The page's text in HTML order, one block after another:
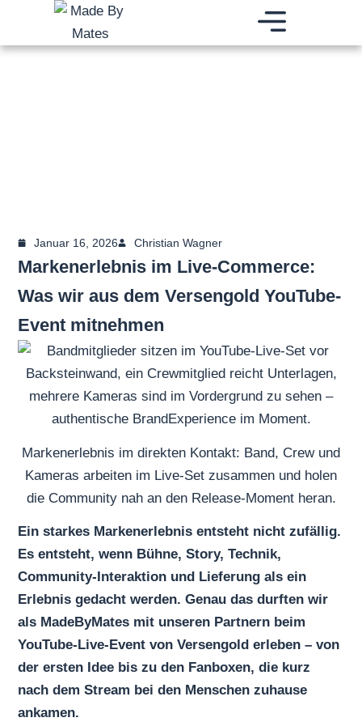
springen
Januar 16, 2026 Christian Wagner
Markenerlebnis im Live-Commerce:
Was wir aus dem Versengold YouTube-
Event mitnehmen
Markenerlebnis im direkten Kontakt: Band, Crew und
Kameras arbeiten im Live-Set zusammen und holen
die Community nah an den Release-Moment heran.
Ein starkes Markenerlebnis entsteht nicht zufällig.
Es entsteht, wenn Bühne, Story, Technik,
Community-Interaktion und Lieferung als ein
Erlebnis gedacht werden. Genau das durften wir
als MadeByMates mit unseren Partnern beim
YouTube-Live-Event von Versengold erleben – von
der ersten Idee bis zu den Fanboxen, die kurz
nach dem Stream bei den Menschen zuhause
ankamen.